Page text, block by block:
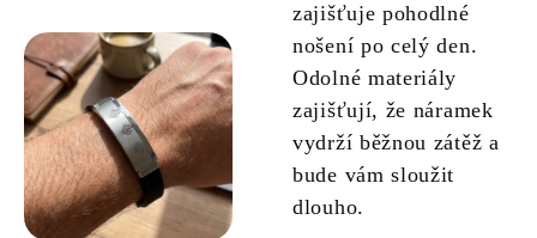
zajišťuje pohodlné
nošení po celý den.
Odolné materiály
zajišťují, že náramek
vydrží běžnou zátěž a
bude vám sloužit
dlouho.